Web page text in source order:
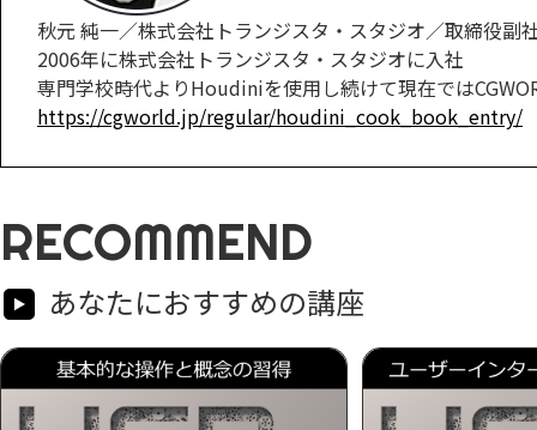
秋元 純一／株式会社トランジスタ・スタジオ／取締役副
2006年に株式会社トランジスタ・スタジオに入社
専門学校時代よりHoudiniを使用し続けて現在では
https://cgworld.jp/regular/houdini_cook_book_entry/
RECOMMEND
あなたにおすすめの講座